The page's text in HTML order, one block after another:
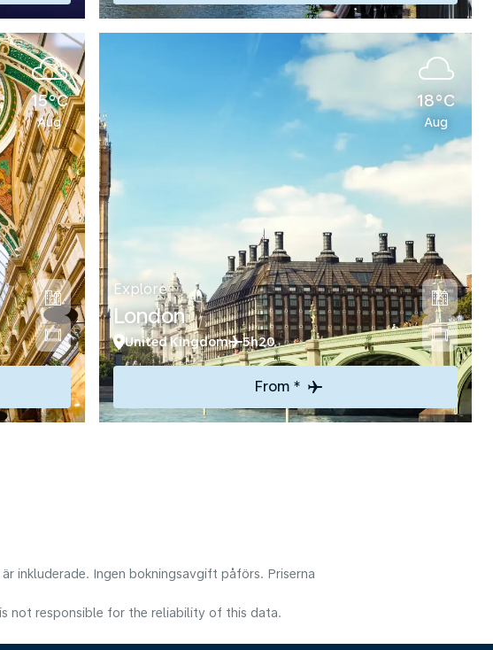
15°C
Aug
18°C
Aug
Explore
London
United Kingdom 5h20
From *
inkluderade. Ingen bokningsavgift påförs. Priserna
not responsible for the reliability of this data.